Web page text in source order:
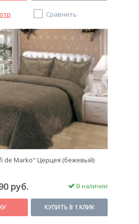
Сравнить
de Marko" Церцея (бежевый)
руб. В наличии
КУПИТЬ В 1 КЛИК